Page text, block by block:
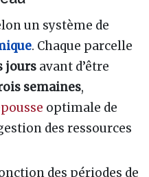
un système de
. Chaque parcelle
jours avant d’être
semaines,
optimale de
des ressources
des périodes de